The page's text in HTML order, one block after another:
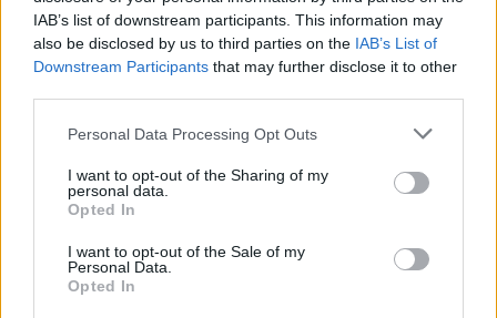
IAB’s list of downstream participants. This information may
also be disclosed by us to third parties on the IAB’s List of
Downstream Participants that may further disclose it to other
Personal Data Processing Opt Outs
I want to opt-out of the Sharing of my
personal data.
Opted In
I want to opt-out of the Sale of my
Personal Data.
Opted In
Древен храм на почти 900 години
откриха под кафене за сладолед в
Полша
07.08.2026 / 16:00